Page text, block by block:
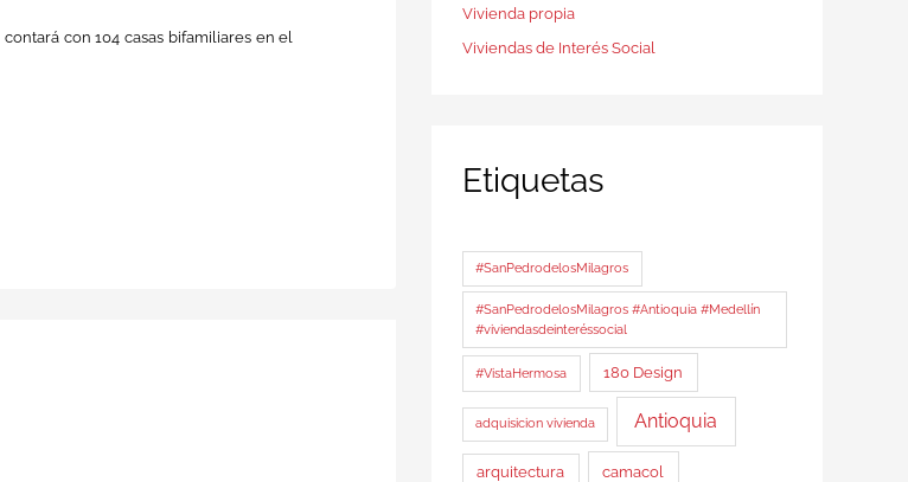
contará con 104 casas bifamiliares en el
Vivienda propia
Viviendas de Interés Social
Etiquetas
#SanPedrodelosMilagros
#SanPedrodelosMilagros #Antioquia #Medellín
#viviendasdeinteréssocial
#VistaHermosa 180 Design
adquisicion vivienda Antioquia
arquitectura camacol